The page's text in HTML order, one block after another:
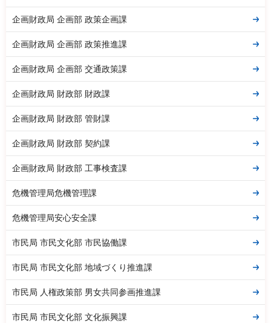
企画財政局 企画部 政策企画課
企画財政局 企画部 政策推進課
企画財政局 企画部 交通政策課
企画財政局 財政部 財政課
企画財政局 財政部 管財課
企画財政局 財政部 契約課
企画財政局 財政部 工事検査課
危機管理局危機管理課
危機管理局安心安全課
市民局 市民文化部 市民協働課
市民局 市民文化部 地域づくり推進課
市民局 人権政策部 男女共同参画推進課
市民局 市民文化部 文化振興課